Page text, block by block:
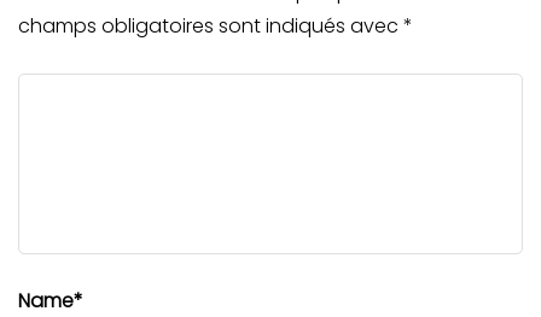
champs obligatoires sont indiqués avec *
Name*